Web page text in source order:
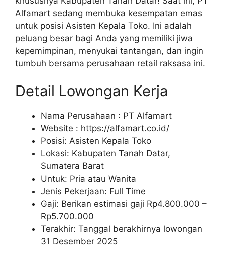
Alfamart sedang membuka kesempatan emas
untuk posisi Asisten Kepala Toko. Ini adalah
peluang besar bagi Anda yang memiliki jiwa
kepemimpinan, menyukai tantangan, dan ingin
tumbuh bersama perusahaan retail raksasa ini.
Detail Lowongan Kerja
Nama Perusahaan : PT Alfamart
Website : https://alfamart.co.id/
Posisi: Asisten Kepala Toko
Lokasi: Kabupaten Tanah Datar,
Sumatera Barat
Untuk: Pria atau Wanita
Jenis Pekerjaan: Full Time
Gaji: Berikan estimasi gaji Rp4.800.000 –
Rp5.700.000
Terakhir: Tanggal berakhirnya lowongan
31 Desember 2025